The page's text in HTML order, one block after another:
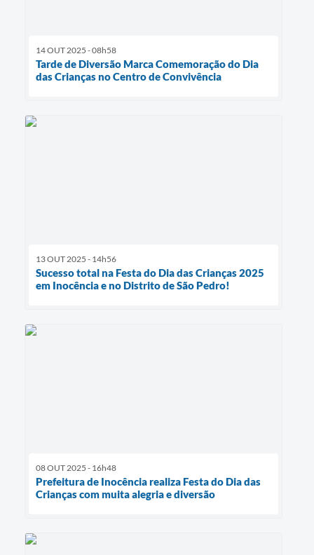
14 OUT 2025 - 08h58
Tarde de Diversão Marca Comemoração do Dia
das Crianças no Centro de Convivência
13 OUT 2025 - 14h56
Sucesso total na Festa do Dia das Crianças 2025
em Inocência e no Distrito de São Pedro!
08 OUT 2025 - 16h48
Prefeitura de Inocência realiza Festa do Dia das
Crianças com muita alegria e diversão